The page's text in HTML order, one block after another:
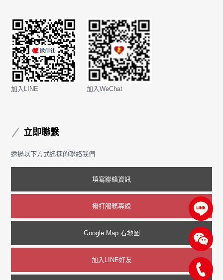
加入LINE 加入WeChat
立即聯繫
透過以下方式迅速的聯絡我們
填寫聯絡資訊
撥打服務專線
Google Map 看地圖
加入LINE好友